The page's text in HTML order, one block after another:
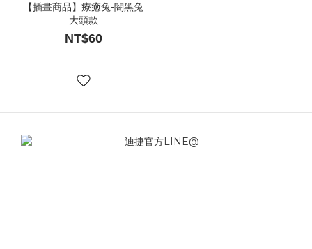
【插畫商品】療癒兔-闇黑兔
大頭款
NT$60